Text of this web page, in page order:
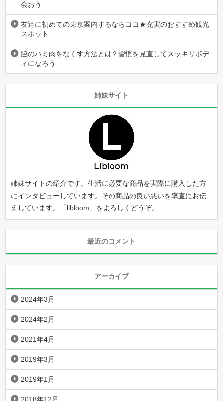
会おう
友達に初めての東京案内するならココ★充実のおすすめ観光
スポット
脇のハミ肉をなくす方法とは？習慣を見直してスッキリボデ
ィになろう
姉妹サイト
姉妹サイトの紹介です。生活に必要な商品を実際に購入した方
にインタビューしています。その商品の良い悪いを率直にお伝
えしています。「libloom 」をよろしくどうぞ。
最近のコメント
アーカイブ
2024年3月
2024年2月
2021年4月
2019年3月
2019年1月
2018年12月